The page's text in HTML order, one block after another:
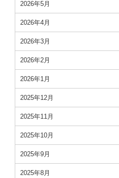
2026年5月
2026年4月
2026年3月
2026年2月
2026年1月
2025年12月
2025年11月
2025年10月
2025年9月
2025年8月